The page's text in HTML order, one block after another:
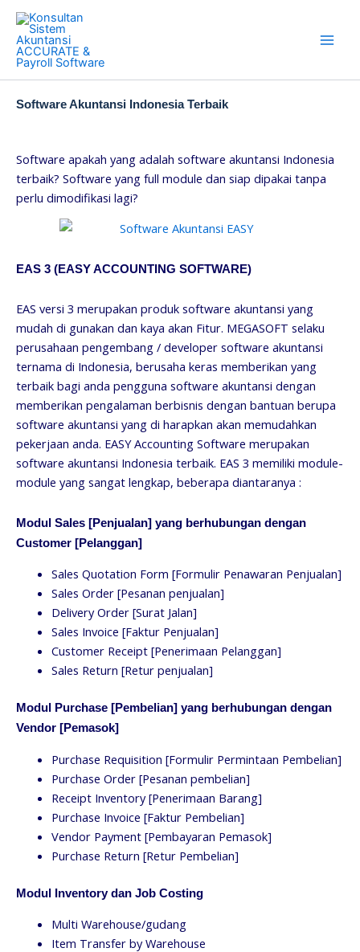
Skip
content
Software Akuntansi Indonesia Terbaik
Software apakah yang adalah software akuntansi Indonesia
terbaik? Software yang full module dan siap dipakai tanpa
perlu dimodifikasi lagi?
EAS 3 (EASY ACCOUNTING SOFTWARE)
EAS versi 3 merupakan produk software akuntansi yang
mudah di gunakan dan kaya akan Fitur. MEGASOFT selaku
perusahaan pengembang / developer software akuntansi
ternama di Indonesia, berusaha keras memberikan yang
terbaik bagi anda pengguna software akuntansi dengan
memberikan pengalaman berbisnis dengan bantuan berupa
software akuntansi yang di harapkan akan memudahkan
pekerjaan anda. EASY Accounting Software merupakan
software akuntansi Indonesia terbaik. EAS 3 memiliki module-
module yang sangat lengkap, beberapa diantaranya :
Modul Sales [Penjualan] yang berhubungan dengan
Customer [Pelanggan]
Sales Quotation Form [Formulir Penawaran Penjualan]
Sales Order [Pesanan penjualan]
Delivery Order [Surat Jalan]
Sales Invoice [Faktur Penjualan]
Customer Receipt [Penerimaan Pelanggan]
Sales Return [Retur penjualan]
Modul Purchase [Pembelian] yang berhubungan dengan
Vendor [Pemasok]
Purchase Requisition [Formulir Permintaan Pembelian]
Purchase Order [Pesanan pembelian]
Receipt Inventory [Penerimaan Barang]
Purchase Invoice [Faktur Pembelian]
Vendor Payment [Pembayaran Pemasok]
Purchase Return [Retur Pembelian]
Modul Inventory dan Job Costing
Multi Warehouse/gudang
Item Transfer by Warehouse